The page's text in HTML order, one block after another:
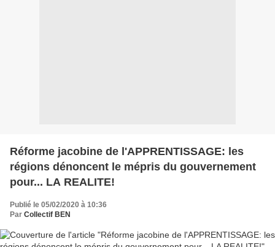
Réforme jacobine de l'APPRENTISSAGE: les
régions dénoncent le mépris du gouvernement
pour... LA REALITE!
Publié le 05/02/2020 à 10:36
Par Collectif BEN